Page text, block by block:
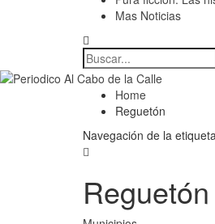
Mas Noticias
Home
Reguetón
Navegación de la
Reguetón